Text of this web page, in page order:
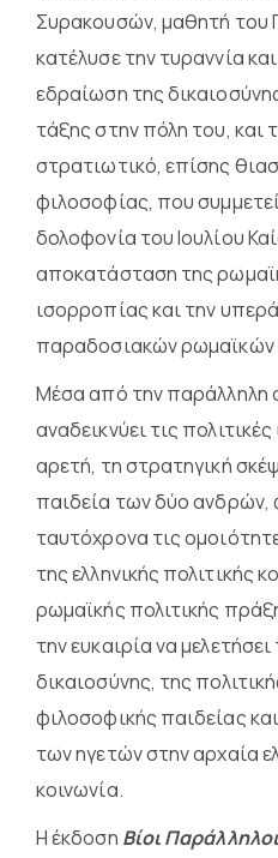
Συρακουσών, μαθητή του
κατέλυσε την τυραννία
εδραίωση της
τάξης στην πόλη του, και
στρατιωτικό, επίσης
φιλοσοφίας, που
δολοφονία του Ιουλίου
αποκατάσταση της
ισορροπίας και την
παραδοσιακών ρωμαϊκών
Μέσα από την παράλληλη
αναδεικνύει τις
αρετή, τη στρατηγική
παιδεία των δύο ανδρών,
ταυτόχρονα τις
της ελληνικής πολιτικής
ρωμαϊκής πολιτικής
την ευκαιρία να
δικαιοσύνης, της
φιλοσοφικής παιδείας
των ηγετών στην αρχαία
κοινωνία.
Η έκδοση Βίοι